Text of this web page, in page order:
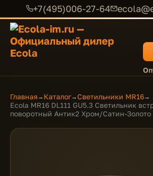
+7(495)006-27-64
Главная → Каталог→Светильники MR16→
Ecola MR16 DL111 GU5.3 Светильник
поворотный Антик2 Хром/Сатин-Золото